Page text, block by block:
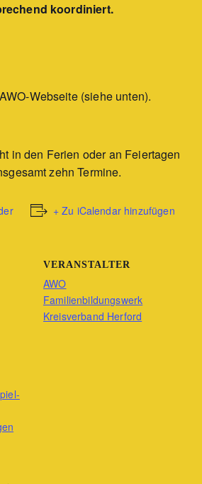
koordiniert.
Webseite (siehe unten).
in den Ferien oder an Feiertagen
zehn Termine.
+ Zu iCalendar hinzufügen
VERANSTALTER
AWO
Familienbildungswerk
Kreisverband Herford